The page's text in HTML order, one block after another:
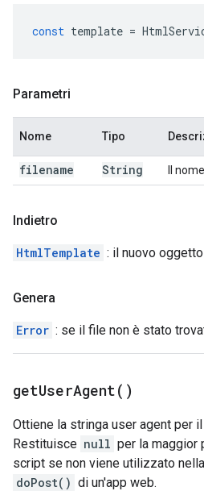
const template =
Parametri
Nome Tipo
filename String Il
Indietro
HtmlTemplate : il nuovo oggetto
Genera
Error : se il file non è stato
getUserAgent( )
Ottiene la stringa user agent per
Restituisce null per la maggior
script se non viene utilizzato
doPost() di un'app web.